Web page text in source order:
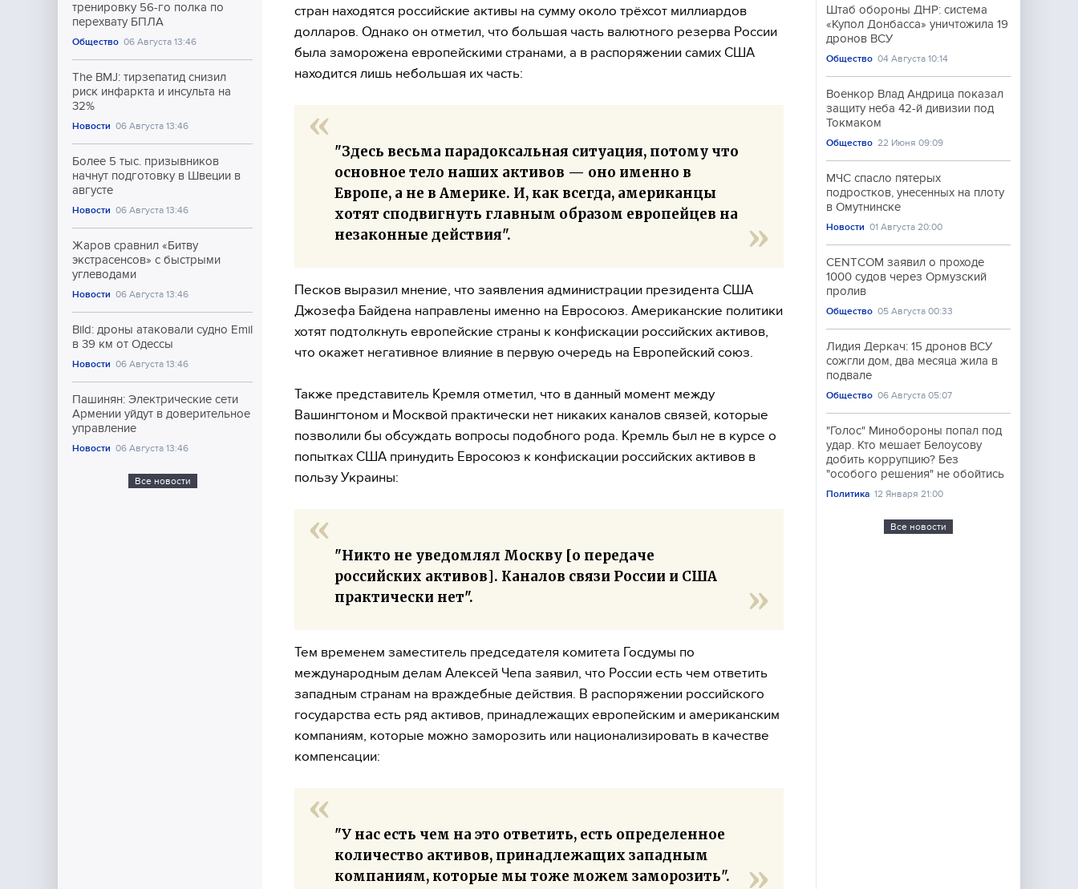
тренировку 56-го полка по
перехвату БПЛА
Общество 06 Августа 13:46
The BMJ: тирзепатид снизил
риск инфаркта и инсульта на
32%
Новости 06 Августа 13:46
Более 5 тыс. призывников
начнут подготовку в Швеции в
августе
Новости 06 Августа 13:46
Жаров сравнил «Битву
экстрасенсов» с быстрыми
углеводами
Новости 06 Августа 13:46
Bild: дроны атаковали судно Emil
в 39 км от Одессы
Новости 06 Августа 13:46
Пашинян: Электрические сети
Армении уйдут в доверительное
управление
Новости 06 Августа 13:46
Все новости
стран находятся российские активы на сумму около трёхсот миллиардов
долларов. Однако он отметил, что большая часть валютного резерва России
была заморожена европейскими странами, а в распоряжении самих США
находится лишь небольшая их часть:
"Здесь весьма парадоксальная ситуация, потому что
основное тело наших активов — оно именно в
Европе, а не в Америке. И, как всегда, американцы
хотят сподвигнуть главным образом европейцев на
незаконные действия".
Песков выразил мнение, что заявления администрации президента США
Джозефа Байдена направлены именно на Евросоюз. Американские политики
хотят подтолкнуть европейские страны к конфискации российских активов,
что окажет негативное влияние в первую очередь на Европейский союз.
Также представитель Кремля отметил, что в данный момент между
Вашингтоном и Москвой практически нет никаких каналов связей, которые
позволили бы обсуждать вопросы подобного рода. Кремль был не в курсе о
попытках США принудить Евросоюз к конфискации российских активов в
пользу Украины:
"Никто не уведомлял Москву [о передаче
российских активов]. Каналов связи России и США
практически нет".
Тем временем заместитель председателя комитета Госдумы по
международным делам Алексей Чепа заявил, что России есть чем ответить
западным странам на враждебные действия. В распоряжении российского
государства есть ряд активов, принадлежащих европейским и американским
компаниям, которые можно заморозить или национализировать в качестве
компенсации:
"У нас есть чем на это ответить, есть определенное
количество активов, принадлежащих западным
компаниям, которые мы тоже можем заморозить".
Штаб обороны ДНР: система
«Купол Донбасса» уничтожила 19
дронов ВСУ
Общество 04 Августа 10:14
Военкор Влад Андрица показал
защиту неба 42-й дивизии под
Токмаком
Общество 22 Июня 09:09
МЧС спасло пятерых
подростков, унесенных на плоту
в Омутнинске
Новости 01 Августа 20:00
CENTCOM заявил о проходе
1000 судов через Ормузский
пролив
Общество 05 Августа 00:33
Лидия Деркач: 15 дронов ВСУ
сожгли дом, два месяца жила в
подвале
Общество 06 Августа 05:07
"Голос" Минобороны попал под
удар. Кто мешает Белоусову
добить коррупцию? Без
"особого решения" не обойтись
Политика 12 Января 21:00
Все новости